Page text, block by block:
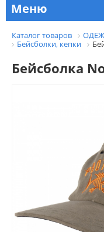
Меню
Каталог товаров
Бейсболки, кепки
Бейсболка